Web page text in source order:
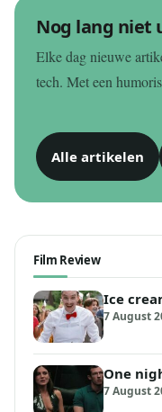
Nog lang niet
Elke dag nieuwe
tech. Met een
Alle artikelen
Film Review
Ice
7 August
One
7 August